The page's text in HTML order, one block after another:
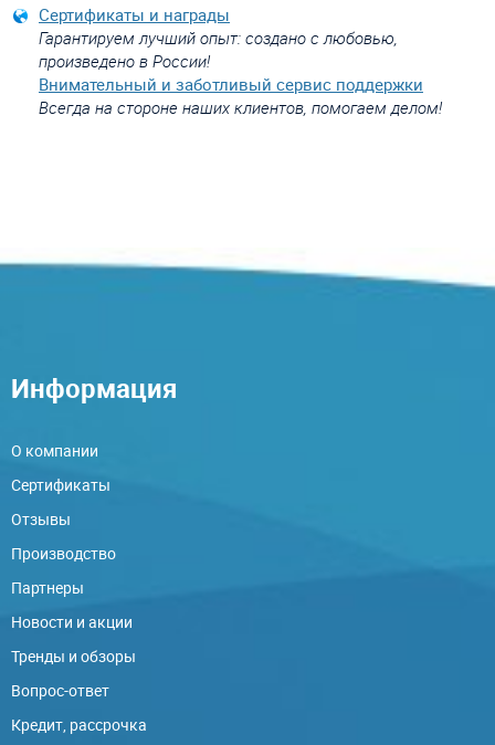
Сертификаты и награды
Гарантируем лучший опыт: создано с любовью,
произведено в России!
Внимательный и заботливый сервис поддержки
Всегда на стороне наших клиентов, помогаем делом!
Информация
О компании
Сертификаты
Отзывы
Производство
Партнеры
Новости и акции
Тренды и обзоры
Вопрос-ответ
Кредит, рассрочка